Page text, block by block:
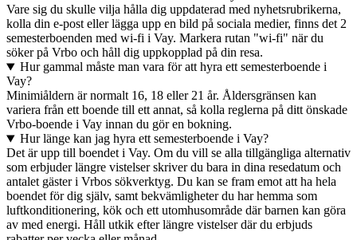
Vare sig du skulle vilja hålla dig uppdaterad med nyhetsrubrikerna,
kolla din e-post eller lägga upp en bild på sociala medier, finns det 2
semesterboenden med wi-fi i Vay. Markera rutan "wi-fi" när du
söker på Vrbo och håll dig uppkopplad på din resa.
Hur gammal måste man vara för att hyra ett semesterboende i
Vay?
Minimiåldern är normalt 16, 18 eller 21 år. Åldersgränsen kan
variera från ett boende till ett annat, så kolla reglerna på ditt önskade
Vrbo-boende i Vay innan du gör en bokning.
Hur länge kan jag hyra ett semesterboende i Vay?
Det är upp till boendet i Vay. Om du vill se alla tillgängliga alternativ
som erbjuder längre vistelser skriver du bara in dina resedatum och
antalet gäster i Vrbos sökverktyg. Du kan se fram emot att ha hela
boendet för dig själv, samt bekvämligheter du har hemma som
luftkonditionering, kök och ett utomhusområde där barnen kan göra
av med energi. Håll utkik efter längre vistelser där du erbjuds